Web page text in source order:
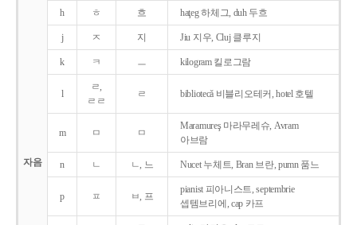
자음
h ㅎ 흐 haţeg 하체그, duh 두흐
j ㅈ 지 Jiu 지우, Cluj 클루지
k ㅋ ㅡ kilogram 킬로그람
l
ㄹ,
ㄹㄹ
ㄹ bibliotecǎ 비블리오테커, hotel 호텔
m ㅁ ㅁ
Maramureş 마라무레슈, Avram
아브람
n ㄴ ㄴ, 느 Nucet 누체트, Bran 브란, pumn 품느
p ㅍ ㅂ, 프
pianist 피아니스트, septembrie
셉템브리에, cap 카프